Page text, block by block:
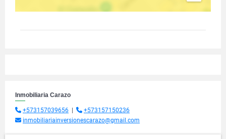
Inmobiliaria Carazo
+573157039656
+573157150236
inmobiliariainversionescarazo@gmail.com